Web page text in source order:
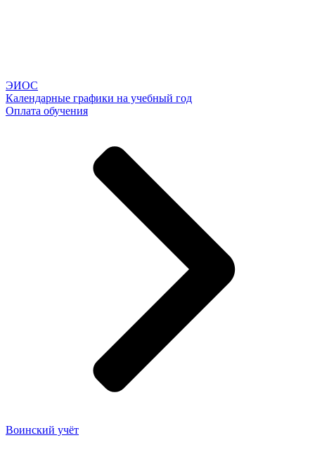
ЭИОС
Календарные графики на учебный год
Оплата обучения
Воинский учёт